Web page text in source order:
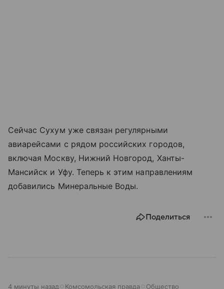
Сейчас Сухум уже связан регулярными
авиарейсами с рядом российских городов,
включая Москву, Нижний Новгород, Ханты-
Мансийск и Уфу. Теперь к этим направлениям
добавились Минеральные Воды.
Поделиться
4 минуты назад Комсомольская правда Общество